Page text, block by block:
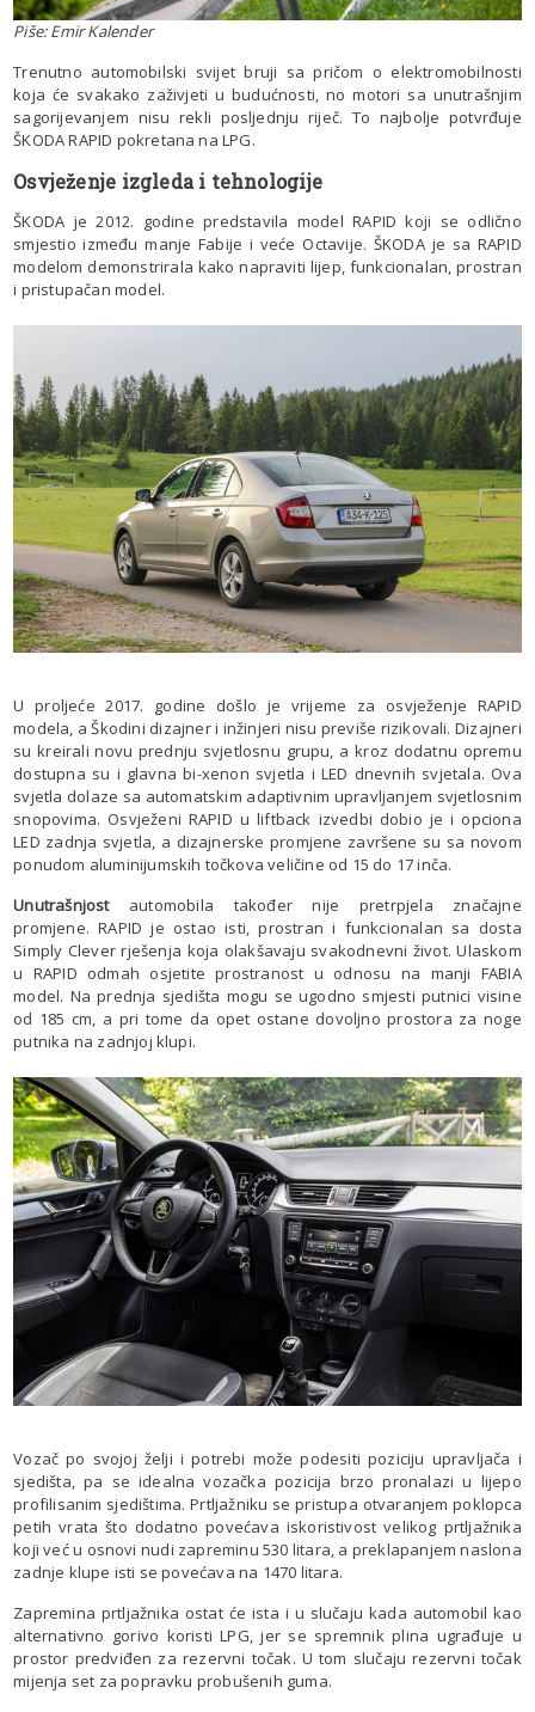
Piše: Emir Kalender
Trenutno automobilski svijet bruji sa pričom o elektromobilnosti
koja će svakako zaživjeti u budućnosti, no motori sa unutrašnjim
sagorijevanjem nisu rekli posljednju riječ. To najbolje potvrđuje
ŠKODA RAPID pokretana na LPG.
Osvježenje izgleda i tehnologije
ŠKODA je 2012. godine predstavila model RAPID koji se odlično
smjestio između manje Fabije i veće Octavije. ŠKODA je sa RAPID
modelom demonstrirala kako napraviti lijep, funkcionalan, prostran
i pristupačan model.
U proljeće 2017. godine došlo je vrijeme za osvježenje RAPID
modela, a Škodini dizajner i inžinjeri nisu previše rizikovali. Dizajneri
su kreirali novu prednju svjetlosnu grupu, a kroz dodatnu opremu
dostupna su i glavna bi-xenon svjetla i LED dnevnih svjetala. Ova
svjetla dolaze sa automatskim adaptivnim upravljanjem svjetlosnim
snopovima. Osvježeni RAPID u liftback izvedbi dobio je i opciona
LED zadnja svjetla, a dizajnerske promjene završene su sa novom
ponudom aluminijumskih točkova veličine od 15 do 17 inča.
Unutrašnjostautomobila također nije pretrpjela značajne
promjene. RAPID je ostao isti, prostran i funkcionalan sa dosta
Simply Clever rješenja koja olakšavaju svakodnevni život. Ulaskom
u RAPID odmah osjetite prostranost u odnosu na manji FABIA
model. Na prednja sjedišta mogu se ugodno smjesti putnici visine
od 185 cm, a pri tome da opet ostane dovoljno prostora za noge
putnika na zadnjoj klupi.
Vozač po svojoj želji i potrebi može podesiti poziciju upravljača i
sjedišta, pa se idealna vozačka pozicija brzo pronalazi u lijepo
profilisanim sjedištima. Prtljažniku se pristupa otvaranjem poklopca
petih vrata što dodatno povećava iskoristivost velikog prtljažnika
koji već u osnovi nudi zapreminu 530 litara, a preklapanjem naslona
zadnje klupe isti se povećava na 1470 litara.
Zapremina prtljažnika ostat će ista i u slučaju kada automobil kao
alternativno gorivo koristi LPG, jer se spremnik plina ugrađuje u
prostor predviđen za rezervni točak. U tom slučaju rezervni točak
mijenja set za popravku probušenih guma.